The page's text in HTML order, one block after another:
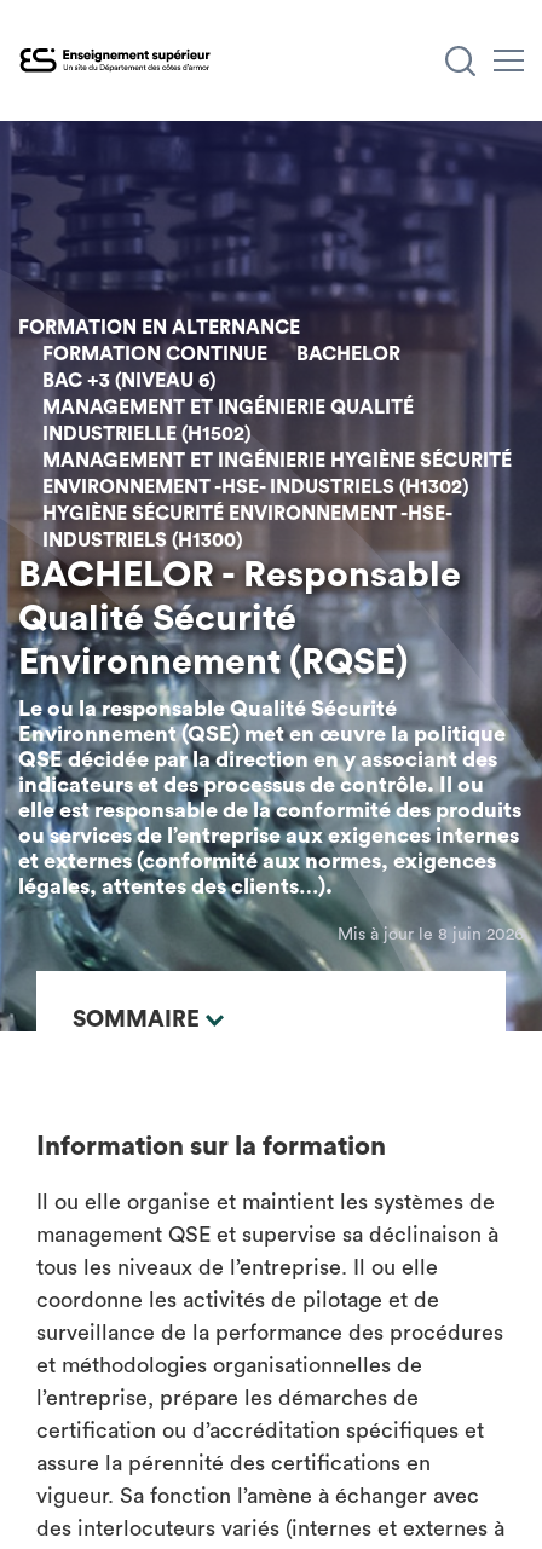
Aller
au
contenu
principal
FORMATION EN ALTERNANCE
FORMATION CONTINUE
BACHELOR
BAC +3 (NIVEAU 6)
MANAGEMENT ET INGÉNIERIE QUALITÉ
INDUSTRIELLE (H1502)
MANAGEMENT ET INGÉNIERIE HYGIÈNE SÉCURITÉ
ENVIRONNEMENT -HSE- INDUSTRIELS (H1302)
HYGIÈNE SÉCURITÉ ENVIRONNEMENT -HSE-
INDUSTRIELS (H1300)
BACHELOR - Responsable
Qualité Sécurité
Environnement (RQSE)
Le ou la responsable Qualité Sécurité
Environnement (QSE) met en œuvre la politique
QSE décidée par la direction en y associant des
indicateurs et des processus de contrôle. Il ou
elle est responsable de la conformité des produits
ou services de l’entreprise aux exigences internes
et externes (conformité aux normes, exigences
légales, attentes des clients…).
Mis à jour le 8 juin 2026
SOMMAIRE
Information sur la formation
Il ou elle organise et maintient les systèmes de
management QSE et supervise sa déclinaison à
tous les niveaux de l’entreprise. Il ou elle
coordonne les activités de pilotage et de
surveillance de la performance des procédures
et méthodologies organisationnelles de
l’entreprise, prépare les démarches de
certification ou d’accréditation spécifiques et
assure la pérennité des certifications en
vigueur. Sa fonction l’amène à échanger avec
des interlocuteurs variés (internes et externes à